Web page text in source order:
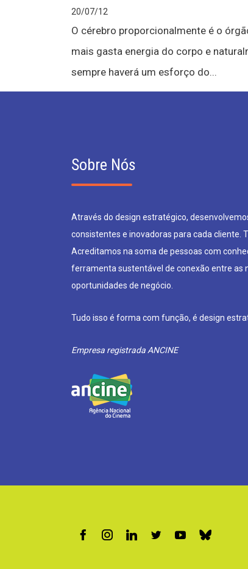
20/07/12
O cérebro proporcionalmente é o
mais gasta energia do corpo e
sempre haverá um esforço do...
Sobre Nós
Através do design estratégico,
consistentes e inovadoras para cada cliente.
Acreditamos na soma de pessoas com
ferramenta sustentável de conexão entre as
oportunidades de negócio.
Tudo isso é forma com função, é design
Empresa registrada ANCINE